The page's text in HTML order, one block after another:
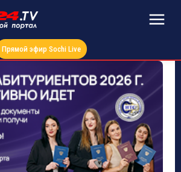
Прямой эфир Sochi Live